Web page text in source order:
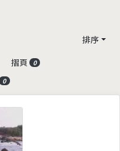
排序
摺頁 0
0